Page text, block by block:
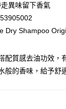
或以上免運
異味留下香氣
Dry Shampoo
配質感去油功效，
般的香味，給予舒